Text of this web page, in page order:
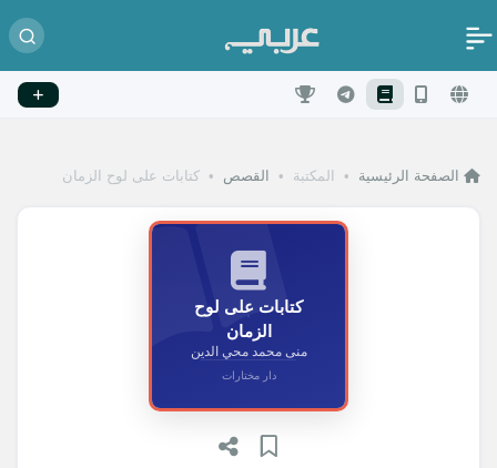
الصفحة الرئيسية • المكتبة • القصص • كتابات على لوح الزمان
كتابات على لوح
الزمان
منى محمد محي الدين
دار مختارات